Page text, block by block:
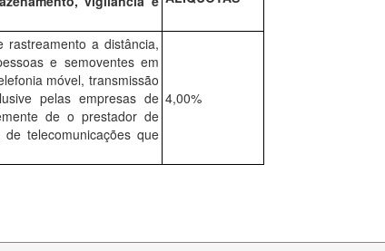
rastreamento a distância,
e semoventes em
móvel, transmissão
pelas empresas de
de o prestador de
telecomunicações que
4,00%